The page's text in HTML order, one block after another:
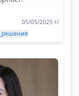
05/05/2025 г/